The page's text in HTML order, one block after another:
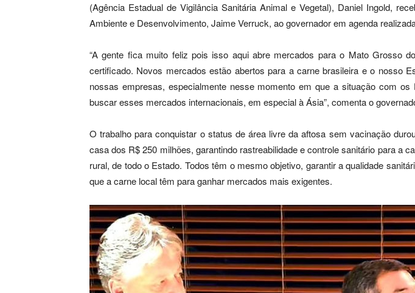
(Agência Estadual de Vigilância Sanitária Animal e Vegetal), Daniel Ingold,
Ambiente e Desenvolvimento, Jaime Verruck, ao governador em agenda
“A gente fica muito feliz pois isso aqui abre mercados para o Mato
certificado. Novos mercados estão abertos para a carne brasileira e o nosso
nossas empresas, especialmente nesse momento em que a situação com
buscar esses mercados internacionais, em especial à Ásia”, comenta o
O trabalho para conquistar o status de área livre da aftosa sem vacinação
casa dos R$ 250 milhões, garantindo rastreabilidade e controle sanitário para a
rural, de todo o Estado. Todos têm o mesmo objetivo, garantir a qualidade
que a carne local têm para ganhar mercados mais exigentes.